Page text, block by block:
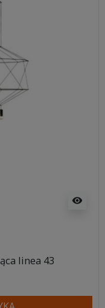
visibility
linea 43